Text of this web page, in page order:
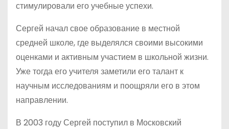
стимулировали его учебные успехи.
Сергей начал свое образование в местной
средней школе, где выделялся своими высокими
оценками и активным участием в школьной жизни.
Уже тогда его учителя заметили его талант к
научным исследованиям и поощряли его в этом
направлении.
В 2003 году Сергей поступил в Московский